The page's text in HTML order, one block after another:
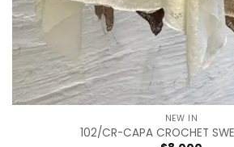
NEW IN
102/CR-CAPA CROCHET